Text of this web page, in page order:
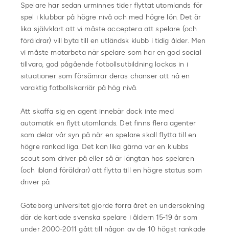
Spelare har sedan urminnes tider flyttat utomlands för
spel i klubbar på högre nivå och med högre lön. Det är
lika självklart att vi måste acceptera att spelare (och
föräldrar) vill byta till en utländsk klubb i tidig ålder. Men
vi måste motarbeta när spelare som har en god social
tillvaro, god pågående fotbollsutbildning lockas in i
situationer som försämrar deras chanser att nå en
varaktig fotbollskarriär på hög nivå.
Att skaffa sig en agent innebär dock inte med
automatik en flytt utomlands. Det finns flera agenter
som delar vår syn på när en spelare skall flytta till en
högre rankad liga. Det kan lika gärna var en klubbs
scout som driver på eller så är längtan hos spelaren
(och ibland föräldrar) att flytta till en högre status som
driver på.
Göteborg universitet gjorde förra året en undersökning
där de kartlade svenska spelare i åldern 15-19 år som
under 2000-2011 gått till någon av de 10 högst rankade